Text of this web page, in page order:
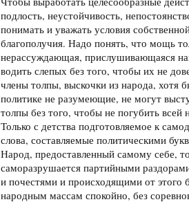
подлость, неустойчивость,
понимать и уважать условия
благополучия. Надо понять, что мощь
нерассуждающая, прислушивающаяся
водить слепых без того, чтобы их не
члены толпы, выскочки из народа, хотя
политике не разумеющие, не могут
толпы без того, чтобы не погубить всей
Только с детства подготовляемое к
слова, составляемые политическими
Народ, предоставленный самому себе,
саморазрушается партийными
и почестями и происходящими от этого
народным массам спокойно, без